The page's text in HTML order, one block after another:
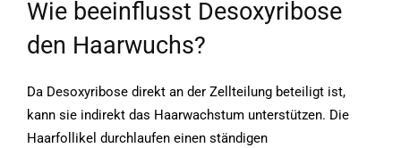
Wie beeinflusst Desoxyribose
den Haarwuchs?
Da Desoxyribose direkt an der Zellteilung beteiligt ist,
kann sie indirekt das Haarwachstum unterstützen. Die
Haarfollikel durchlaufen einen ständigen